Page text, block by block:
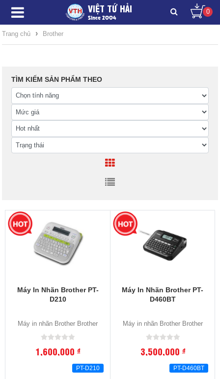
VIỆT TỨ HẢI
Since 2004
0
Trang chủ › Brother
TÌM KIẾM SẢN PHẨM THEO
Máy In Nhãn Brother PT-
D210
Máy in nhãn Brother Brother
1,600,000đ
PT-D210
Máy In Nhãn Brother PT-
D460BT
Máy in nhãn Brother Brother
3,500,000đ
PT-D460BT